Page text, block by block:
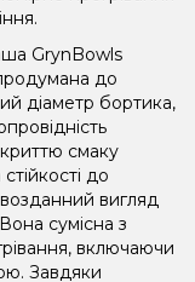
GrynBowls
до
діаметр бортика,
смаку
до
вигляд
сумісна з
включаючи
Завдяки